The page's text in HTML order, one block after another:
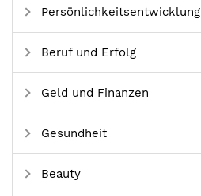
Persönlichkeitsentwicklung
Beruf und Erfolg
Geld und Finanzen
Gesundheit
Beauty